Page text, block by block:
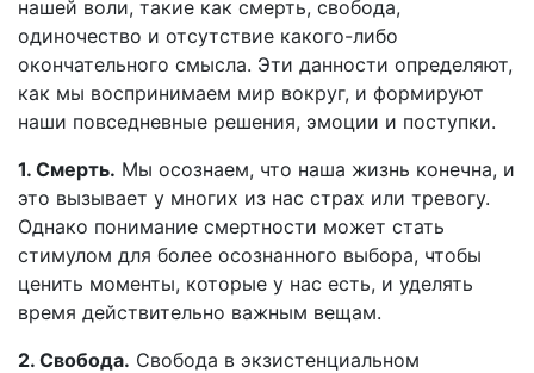
нашей воли, такие как смерть, свобода,
одиночество и отсутствие какого-либо
окончательного смысла. Эти данности определяют,
как мы воспринимаем мир вокруг, и формируют
наши повседневные решения, эмоции и поступки.
1. Смерть. Мы осознаем, что наша жизнь конечна, и
это вызывает у многих из нас страх или тревогу.
Однако понимание смертности может стать
стимулом для более осознанного выбора, чтобы
ценить моменты, которые у нас есть, и уделять
время действительно важным вещам.
2. Свобода. Свобода в экзистенциальном